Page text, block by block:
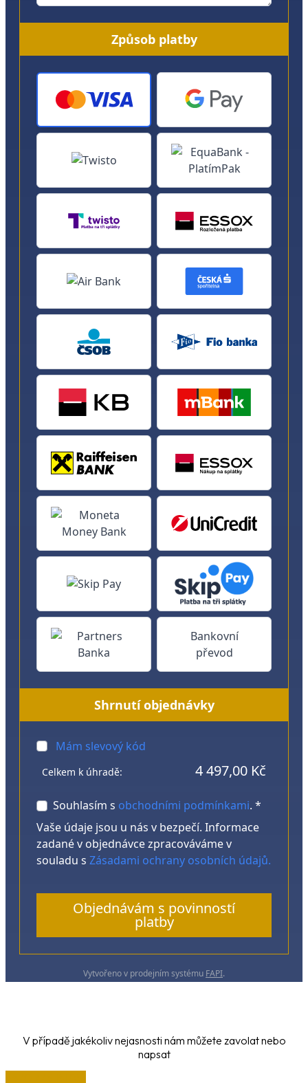
Způsob platby
Bankovní
převod
Shrnutí objednávky
Mám slevový kód
Celkem k úhradě: 4 497,00 Kč
Souhlasím s obchodními podmínkami. *
Vaše údaje jsou u nás v bezpečí. Informace
zadané v objednávce zpracováváme v
souladu s Zásadami ochrany osobních údajů.
Objednávám s povinností
platby
Vytvořeno v prodejním systému FAPI.
V případě jakékoliv nejasnosti nám můžete zavolat nebo
napsat